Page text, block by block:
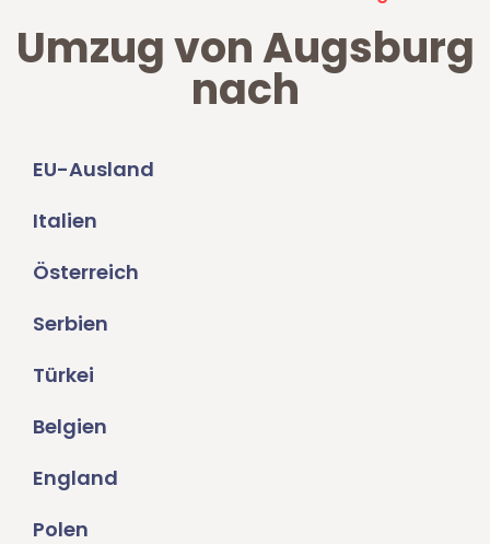
Umzug von Augsburg
nach
EU-Ausland
Italien
Österreich
Serbien
Türkei
Belgien
England
Polen